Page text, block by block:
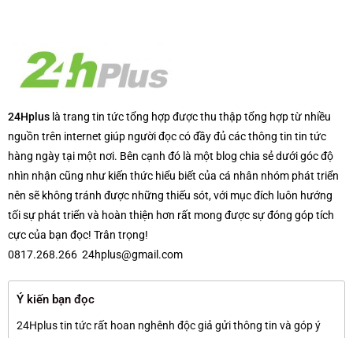
24Hplus là trang tin tức tổng hợp được thu thập tổng hợp từ nhiều
nguồn trên internet giúp người đọc có đầy đủ các thông tin tin tức
hàng ngày tại một nơi. Bên cạnh đó là một blog chia sẻ dưới góc độ
nhìn nhận cũng như kiến thức hiểu biết của cá nhân nhóm phát triển
nên sẽ không tránh được những thiếu sót, với mục đích luôn hướng
tối sự phát triển và hoàn thiện hơn rất mong được sự đóng góp tích
cực của bạn đọc! Trân trọng!
0817.268.266 24hplus@gmail.com
Ý kiến bạn đọc
24Hplus tin tức rất hoan nghênh độc giả gửi thông tin và góp ý